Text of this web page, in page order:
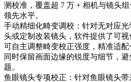
测校准，覆盖超 7 万 + 相机与镜头
领先水平。
手动精细化畸变调校：针对无对应
头或定制改装镜头，软件提供了可
可自主调整畸变校正强度，精准适配
同时保留画面边缘的锐度与细节，
题。
鱼眼镜头专项校正：针对鱼眼镜头